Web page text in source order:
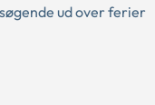
ud over ferier